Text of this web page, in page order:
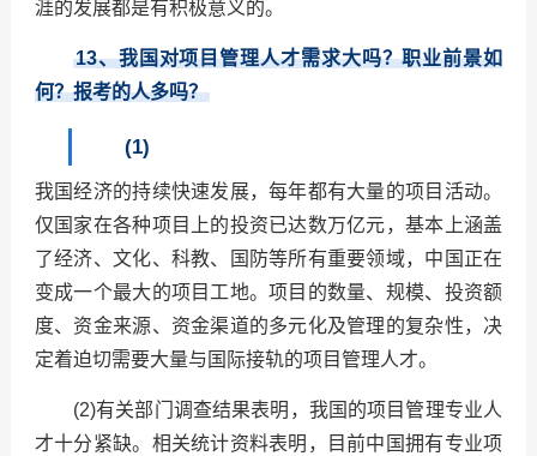
涯的发展都是有积极意义的。
13、我国对项目管理人才需求大吗？职业前景如
何？报考的人多吗？
(1)
我国经济的持续快速发展，每年都有大量的项目活动。
仅国家在各种项目上的投资已达数万亿元，基本上涵盖
了经济、文化、科教、国防等所有重要领域，中国正在
变成一个最大的项目工地。项目的数量、规模、投资额
度、资金来源、资金渠道的多元化及管理的复杂性，决
定着迫切需要大量与国际接轨的项目管理人才。
(2)有关部门调查结果表明，我国的项目管理专业人
才十分紧缺。相关统计资料表明，目前中国拥有专业项